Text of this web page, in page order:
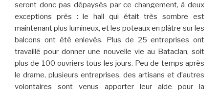
seront donc pas dépaysés par ce changement, à deux
exceptions près : le hall qui était très sombre est
maintenant plus lumineux, et les poteaux en plâtre sur les
balcons ont été enlevés. Plus de 25 entreprises ont
travaillé pour donner une nouvelle vie au Bataclan, soit
plus de 100 ouvriers tous les jours. Peu de temps après
le drame, plusieurs entreprises, des artisans et d’autres
volontaires sont venus apporter leur aide pour la